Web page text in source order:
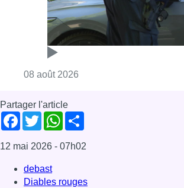
08 août 2026
Partager l'article
Facebook
TwitterWhatsApp
12 mai 2026 - 07h02
debast
Diables rouges